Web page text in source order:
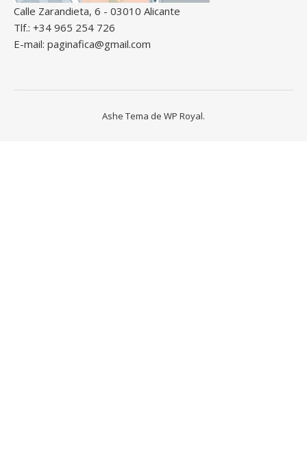
Calle Zarandieta, 6 - 03010 Alicante
Tlf.: +34 965 254 726
E-mail: paginafica@gmail.com
Ashe Tema de WP Royal.